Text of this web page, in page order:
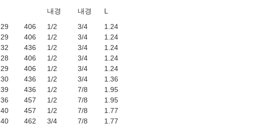
내경 내경
L
29 406 1/2 3/4
1.24
29 406 1/2 3/4
1.24
32 436 1/2 3/4
1.24
28 406 1/2 3/4
1.24
29 406 1/2 3/4
1.24
30 436 1/2 3/4
1.36
39 436 1/2 7/8
1.95
36 457 1/2 7/8
1.95
40 457 1/2 7/8
1.77
40 462 3/4 7/8 1.77